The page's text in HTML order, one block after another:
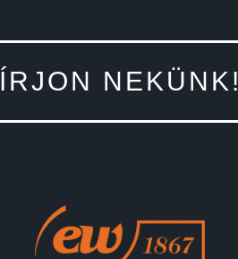
ÍRJON NEKÜNK!